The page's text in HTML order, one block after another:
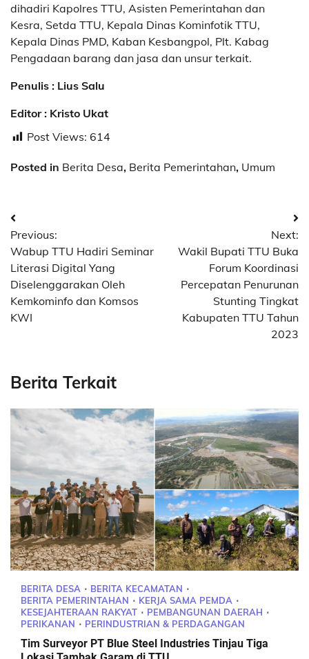
dihadiri Kapolres TTU, Asisten Pemerintahan dan
Kesra, Setda TTU, Kepala Dinas Kominfotik TTU,
Kepala Dinas PMD, Kaban Kesbangpol, Plt. Kabag
Pengadaan barang dan jasa dan unsur terkait.
Penulis : Lius Salu
Editor : Kristo Ukat
Post Views: 614
Posted in Berita Desa, Berita Pemerintahan, Umum
Post
navigation
Previous:
Wabup TTU Hadiri Seminar
Literasi Digital Yang
Diselenggarakan Oleh
Kemkominfo dan Komsos
KWI
Next:
Wakil Bupati TTU Buka
Forum Koordinasi
Percepatan Penurunan
Stunting Tingkat
Kabupaten TTU Tahun
2023
Berita Terkait
BERITA DESA
BERITA KECAMATAN
BERITA PEMERINTAHAN
KERJA SAMA PEMDA
KESEJAHTERAAN RAKYAT
PEMBANGUNAN DAERAH
PERIKANAN
PERINDUSTRIAN & PERDAGANGAN
Tim Surveyor PT Blue Steel Industries Tinjau Tiga